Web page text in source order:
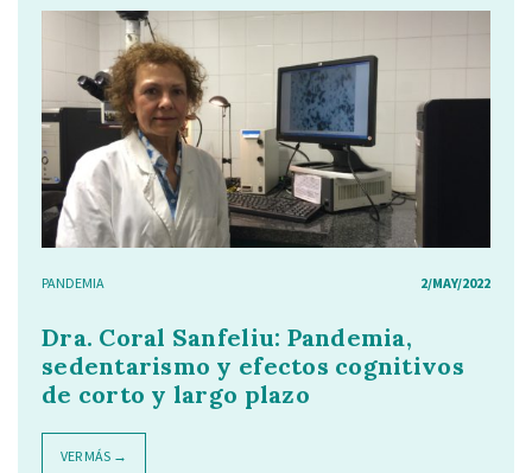
PANDEMIA 2/MAY/2022
Dra. Coral Sanfeliu: Pandemia,
sedentarismo y efectos cognitivos
de corto y largo plazo
VER MÁS →